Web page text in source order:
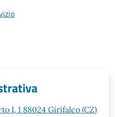
I, 1 88024 Girifalco (CZ)